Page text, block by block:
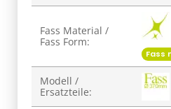
Fass Material /
Fass Form:
Fass
Modell /
Ersatzteile: